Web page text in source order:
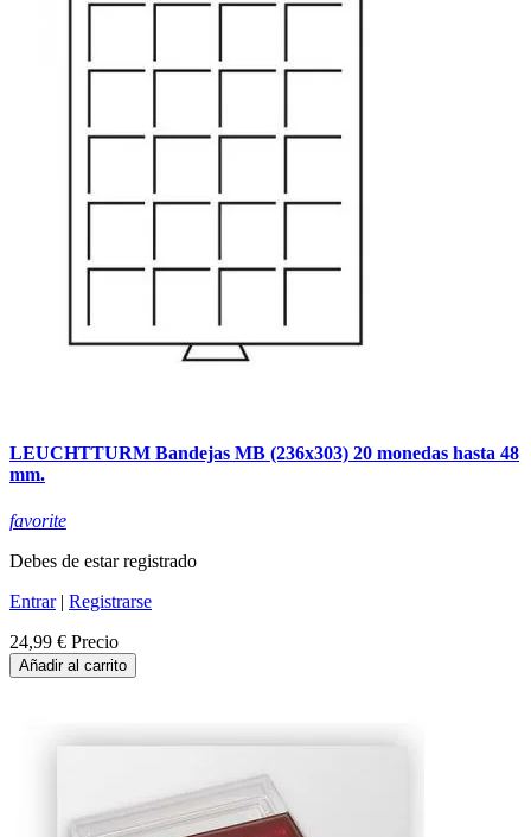
LEUCHTTURM Bandejas MB (236x303) 20 monedas hasta 48
mm.
favorite
Debes de estar registrado
Entrar| Registrarse
24,99 € Precio
Añadir al carrito